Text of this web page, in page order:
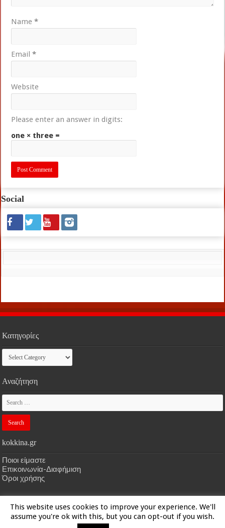
Name*
Email*
Website
Please enter an answer in digits:
one × three =
Social
Κατηγορίες
Κατηγορίες
Αναζήτηση
kokkina.gr
Ποιοι είμαστε
Επικοινωνία-Διαφήμιση
Όροι χρήσης
HOMEkokkina.gr | Designed bykokkina.gr
This website uses cookies to improve your experience. We'll
assume you're ok with this, but you can opt-out if you wish.